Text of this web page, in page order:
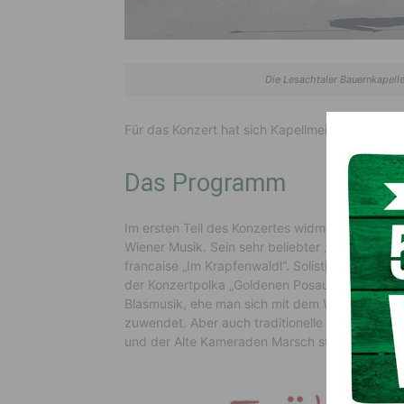
Die Lesachtaler
Für das Konzert hat sich Kapellmeister
Das Programm
Im ersten Teil des Konzertes widmet man sich
Wiener Musik. Sein sehr beliebter „Persischen
francaise „Im Krapfenwaldl“. Solistisch wird
der Konzertpolka „Goldenen Posaunen“
Blasmusik, ehe man sich mit dem Werk
zuwendet. Aber auch traditionelle
und der Alte Kameraden Marsch stehen dafür